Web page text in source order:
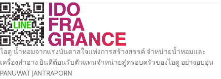
ไอดู น้ำหอมจากแรงบันดาลใจแห่งการสร้างสรรค์ จำหน่ายน้ำหอมและ
เครื่องสำอาง ยินดีต้อนรับตัวแทนจำหน่ายสู่ครอบครัวของไอดู อย่างอบอุ่น
PANUWAT JANTRAPORN